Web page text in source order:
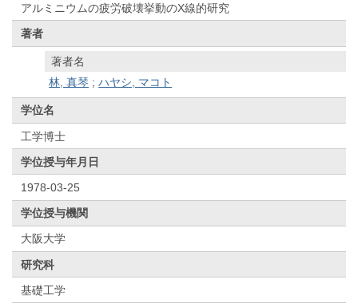
アルミニウムの疲労破壊挙動のX線的研究
著者
著者名
林, 真琴 ;ハヤシ, マコト
学位名
工学博士
学位授与年月日
1978-03-25
学位授与機関
大阪大学
研究科
基礎工学